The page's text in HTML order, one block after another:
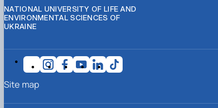
NATIONAL UNIVERSITY OF LIFE AND
ENVIRONMENTAL SCIENCES OF
UKRAINE
Site map